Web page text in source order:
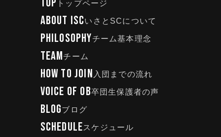
TOP トップページ
ABOUT ISCいさとSCについて
PHILOSOPHYチーム基本理念
TEAMチーム
HOW TO JOIN 入団までの流れ
VOICE OF OB卒団生保護者の声
BLOGブログ
SCHEDULEスケジュール